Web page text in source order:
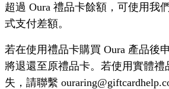
超過 Oura 禮品卡餘額，可使用我
式支付差額。
若在使用禮品卡購買 Oura 產品後
將退還至原禮品卡。若使用實體禮
失，請聯繫